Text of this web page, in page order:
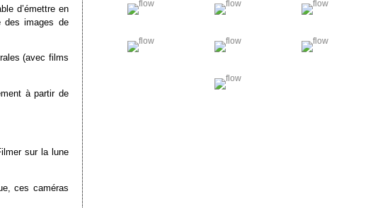
d’émettre en
des images de
(avec films
à partir de
sur la lune
ces caméras